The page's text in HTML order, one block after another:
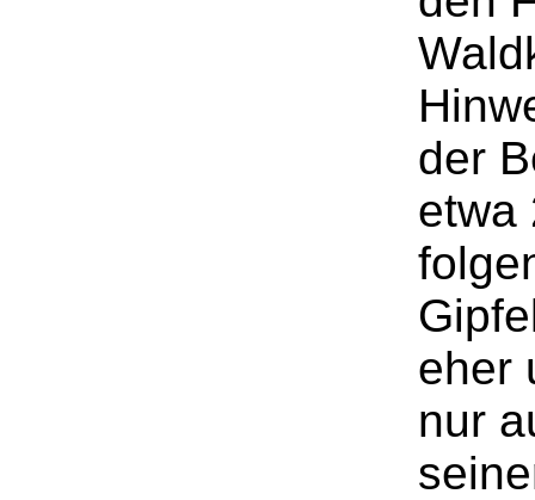
der
etwa
eher
nur